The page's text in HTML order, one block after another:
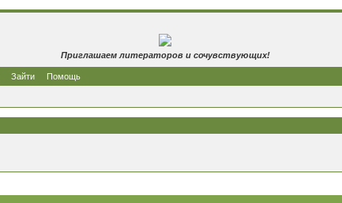
Приглашаем литераторов и сочувствующих!
Зайти Помощь